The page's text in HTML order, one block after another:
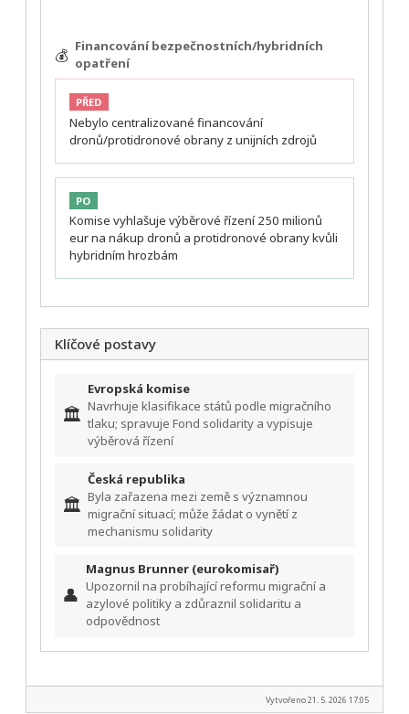
💰 Financování bezpečnostních/hybridních
opatření
PŘED
Nebylo centralizované financování
dronů/protidronové obrany z unijních zdrojů
PO
Komise vyhlašuje výběrové řízení 250 milionů
eur na nákup dronů a protidronové obrany kvůli
hybridním hrozbám
Klíčové postavy
🏛️
Evropská komise
Navrhuje klasifikace států podle migračního
tlaku; spravuje Fond solidarity a vypisuje
výběrová řízení
🏛️
Česká republika
Byla zařazena mezi země s významnou
migrační situací; může žádat o vynětí z
mechanismu solidarity
👤
Magnus Brunner (eurokomisař)
Upozornil na probíhající reformu migrační a
azylové politiky a zdůraznil solidaritu a
odpovědnost
Vytvořeno 21. 5. 2026 17:05